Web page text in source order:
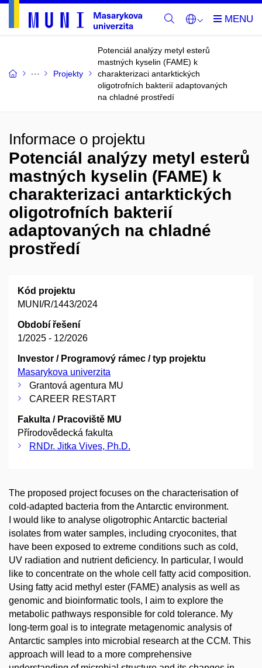
Projekty
Potenciál analýzy metyl esterů
mastných kyselin (FAME) k
charakterizaci antarktických
oligotrofních bakterií adaptovaných
na chladné prostředí
Informace o projektu
Potenciál analýzy metyl esterů
mastných kyselin (FAME) k
charakterizaci antarktických
oligotrofních bakterií
adaptovaných na chladné
prostředí
Kód projektu
MUNI/R/1443/2024
Období řešení
1/2025 - 12/2026
Investor / Programový rámec / typ projektu
Masarykova univerzita
Grantová agentura MU
CAREER RESTART
Fakulta / Pracoviště MU
Přírodovědecká fakulta
RNDr. Jitka Vives, Ph.D.
The proposed project focuses on the characterisation of
cold-adapted bacteria from the Antarctic environment.
I would like to analyse oligotrophic Antarctic bacterial
isolates from water samples, including cryoconites, that
have been exposed to extreme conditions such as cold,
UV radiation and nutrient deficiency. In particular, I would
like to concentrate on the whole cell fatty acid composition.
Using fatty acid methyl ester (FAME) analysis as well as
genomic and bioinformatic tools, I aim to explore the
metabolic pathways responsible for cold tolerance. My
long-term goal is to integrate metagenomic analysis of
Antarctic samples into microbial research at the CCM. This
approach will lead to a more comprehensive